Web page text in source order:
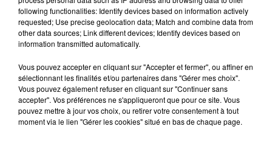
Éclipse solaire : découvrez les
meilleurs spots d'observation
du...
Jeux Voir plus
following functionalities: Identify devices based on information actively
requested; Use precise geolocation data; Match and combine data from
other data sources; Link different devices; Identify devices based on
information transmitted automatically.
Vous pouvez accepter en cliquant sur "Accepter et fermer", ou affiner en
sélectionnant les finalités et/ou partenaires dans "Gérer mes choix".
Vous pouvez également refuser en cliquant sur "Continuer sans
accepter". Vos préférences ne s'appliqueront que pour ce site. Vous
pouvez mettre à jour vos choix, ou retirer votre consentement à tout
moment via le lien "Gérer les cookies" situé en bas de chaque page.